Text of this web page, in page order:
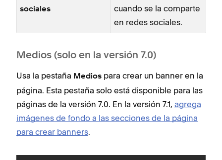
sociales
cuando se la comparte
en redes sociales.
Medios (solo en la versión 7.0)
Usa la pestaña Medios para crear un banner en la
página. Esta pestaña solo está disponible para las
páginas de la versión 7.0. En la versión 7.1, agrega
imágenes de fondo a las secciones de la página
para crear banners.